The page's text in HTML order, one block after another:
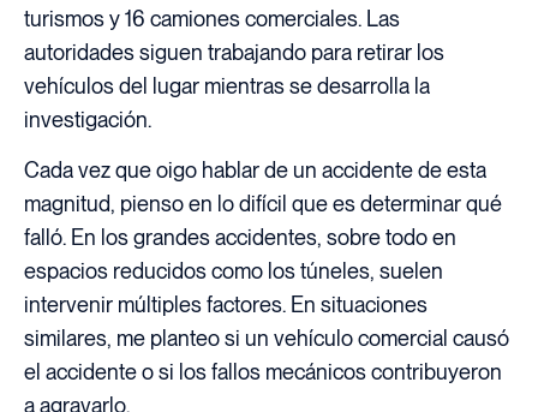
turismos y 16 camiones comerciales. Las
autoridades siguen trabajando para retirar los
vehículos del lugar mientras se desarrolla la
investigación.
Cada vez que oigo hablar de un accidente de esta
magnitud, pienso en lo difícil que es determinar qué
falló. En los grandes accidentes, sobre todo en
espacios reducidos como los túneles, suelen
intervenir múltiples factores. En situaciones
similares, me planteo si un vehículo comercial causó
el accidente o si los fallos mecánicos contribuyeron
a agravarlo.